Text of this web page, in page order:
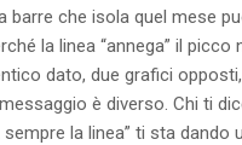
barre che isola quel mese
la linea “annega” il picco
dato, due grafici
è diverso. Chi ti
la linea” ti sta dando